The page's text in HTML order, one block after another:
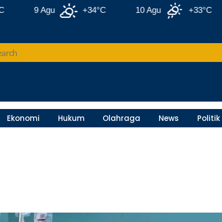
9 Agu +34°C 10 Agu +33°C
Ekonomi Hukum Olahraga News Politik